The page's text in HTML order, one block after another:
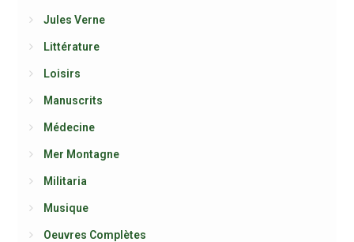
Jules Verne
Littérature
Loisirs
Manuscrits
Médecine
Mer Montagne
Militaria
Musique
Oeuvres Complètes